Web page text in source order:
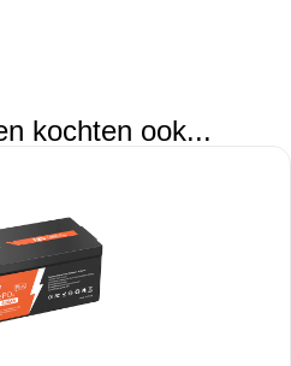
kochten ook...